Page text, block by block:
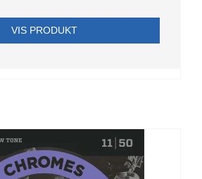
VIS PRODUKT